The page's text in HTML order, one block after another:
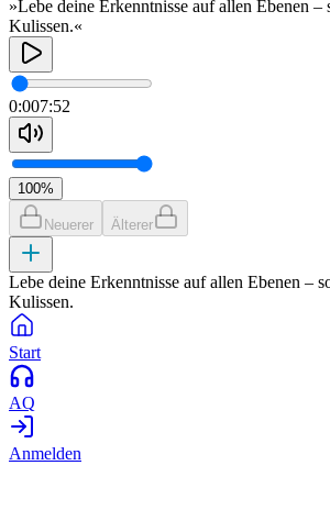
»Lebe deine Erkenntnisse auf allen Ebenen –
Kulissen.«
0:007:52
100%
Neuerer Älterer
Lebe deine Erkenntnisse auf allen Ebenen –
Kulissen.
Start
AQ
Anmelden